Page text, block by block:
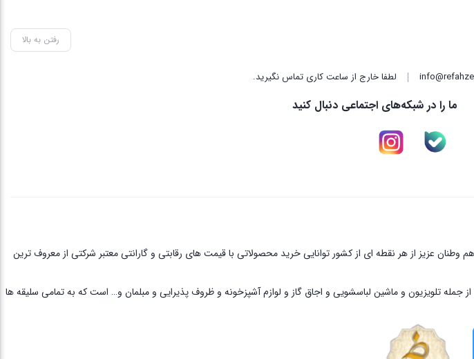
رفتن به بالا
لطفا خارج از ساعت کاری تماس نگیرید.
ما را در شبکه‌های اجتماعی دنبال کنید
عزیز از هر نقطه ای از کشور توانایی خرید محصولاتی با قیمت های رقابتی و گارانتی معتبر شرکتی از معروف ترین
جمله تلویزیون و ماشین لباسشویی و اجاق گاز و لوازم آشپزخونه و ظروف پذیرایی و مبلمان و… است که به تمامی سلیقه ها